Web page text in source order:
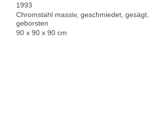
1993
Chromstahl massiv, geschmiedet, gesägt,
geborsten
90 x 90 x 90 cm